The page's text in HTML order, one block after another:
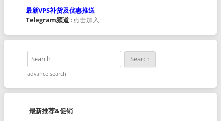
最新VPS补货及优惠推送
Telegram频道: 点击加入
advance search
最新推荐&促销